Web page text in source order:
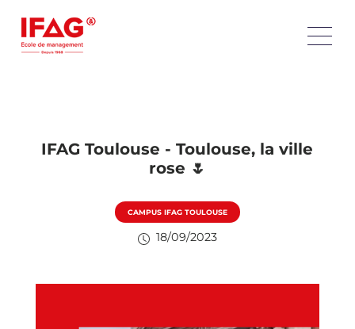
IFAG Toulouse - Toulouse, la ville
rose 🌷
CAMPUS IFAG TOULOUSE
18/09/2023